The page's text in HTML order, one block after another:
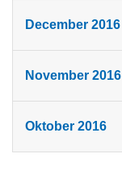
December 2016
November 2016
Oktober 2016